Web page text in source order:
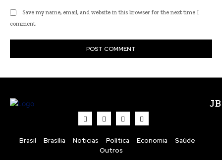
Save my name, email, and website in this browser for the next time I
comment.
Brasil Brasília Noticias Política Economia
Saúde
Outros